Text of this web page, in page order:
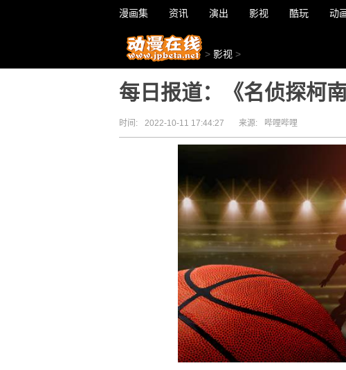
漫画集 资讯 演出 影视 酷玩 动
> 影视 >
每日报道：《名侦探柯
时间: 2022-10-11 17:44:27 来源: 哔哩哔哩